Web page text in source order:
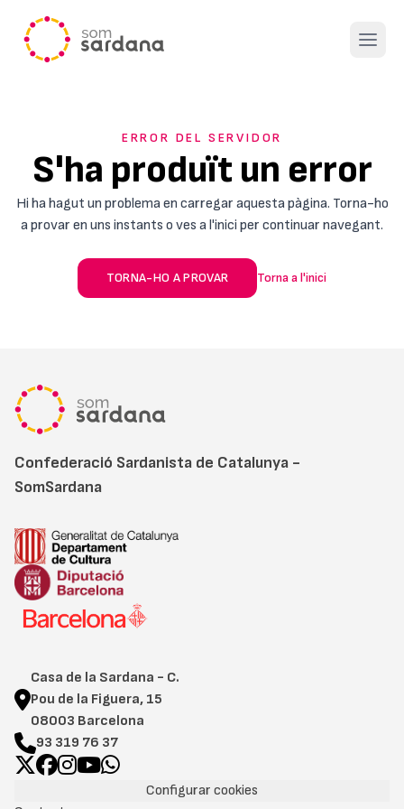
Open
ERROR DEL SERVIDOR
S'ha produït un error
Hi ha hagut un problema en carregar aquesta pàgina. Torna-ho
a provar en uns instants o ves a l'inici per continuar navegant.
TORNA-HO A PROVAR Torna a l'inici
Confederació Sardanista de Catalunya -
SomSardana
Casa de la Sardana - C.
Pou de la Figuera, 15
08003 Barcelona
93 319 76 37
Configurar cookies